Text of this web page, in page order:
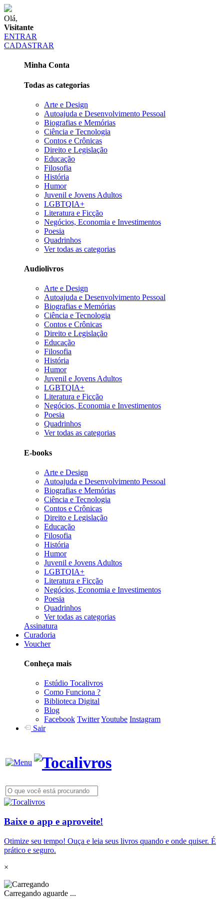
Olá,
Visitante
ENTRAR
CADASTRAR
Minha Conta
Todas as categorias
Arte e Design
Autoajuda e Desenvolvimento Pessoal
Biografias e Memórias
Ciência e Tecnologia
Contos e Crônicas
Direito e Legislação
Educação
Filosofia
História
Humor
Juvenil e Jovens Adultos
LGBTQIA+
Literatura e Ficção
Negócios, Economia e Investimentos
Poesia
Quadrinhos
Ver todas as categorias
Audiolivros
Arte e Design
Autoajuda e Desenvolvimento Pessoal
Biografias e Memórias
Ciência e Tecnologia
Contos e Crônicas
Direito e Legislação
Educação
Filosofia
História
Humor
Juvenil e Jovens Adultos
LGBTQIA+
Literatura e Ficção
Negócios, Economia e Investimentos
Poesia
Quadrinhos
Ver todas as categorias
E-books
Arte e Design
Autoajuda e Desenvolvimento Pessoal
Biografias e Memórias
Ciência e Tecnologia
Contos e Crônicas
Direito e Legislação
Educação
Filosofia
História
Humor
Juvenil e Jovens Adultos
LGBTQIA+
Literatura e Ficção
Negócios, Economia e Investimentos
Poesia
Quadrinhos
Ver todas as categorias
Assinatura
Curadoria
Voucher
Conheça mais
Estúdio Tocalivros
Como Funciona ?
Biblioteca Digital
Blog
Facebook TwitterYoutube Instagram
Sair
Baixe o app e aproveite!
Otimize seu tempo! Ouça e leia seus livros quando e onde quiser. É
prático e seguro.
×
Carregando aguarde ...